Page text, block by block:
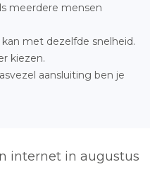
meerdere mensen
met dezelfde snelheid.
kiezen.
aansluiting ben je
internet in augustus